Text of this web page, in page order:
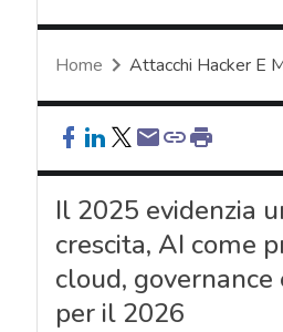
Home Attacchi Hacker E
Il 2025 evidenzia
crescita, AI come
cloud,
per il 2026